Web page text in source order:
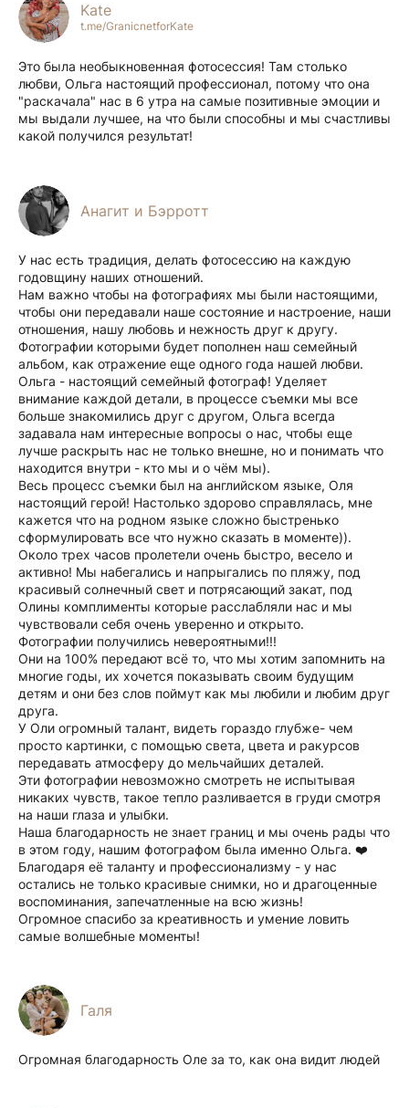
Kate
t.me/GranicnetforKate
Это была необыкновенная фотосессия! Там столько
любви, Ольга настоящий профессионал, потому что она
"раскачала" нас в 6 утра на самые позитивные эмоции и
мы выдали лучшее, на что были способны и мы счастливы
какой получился результат!
Анагит и Бэрротт
У нас есть традиция, делать фотосессию на каждую
годовщину наших отношений.
Нам важно чтобы на фотографиях мы были настоящими,
чтобы они передавали наше состояние и настроение, наши
отношения, нашу любовь и нежность друг к другу.
Фотографии которыми будет пополнен наш семейный
альбом, как отражение еще одного года нашей любви.
Ольга - настоящий семейный фотограф! Уделяет
внимание каждой детали, в процессе съемки мы все
больше знакомились друг с другом, Ольга всегда
задавала нам интересные вопросы о нас, чтобы еще
лучше раскрыть нас не только внешне, но и понимать что
находится внутри - кто мы и о чём мы).
Весь процесс съемки был на английском языке, Оля
настоящий герой! Настолько здорово справлялась, мне
кажется что на родном языке сложно быстренько
сформулировать все что нужно сказать в моменте)).
Около трех часов пролетели очень быстро, весело и
активно! Мы набегались и напрыгались по пляжу, под
красивый солнечный свет и потрясающий закат, под
Олины комплименты которые расслабляли нас и мы
чувствовали себя очень уверенно и открыто.
Фотографии получились невероятными!!!
Они на 100% передают всё то, что мы хотим запомнить на
многие годы, их хочется показывать своим будущим
детям и они без слов поймут как мы любили и любим друг
друга.
У Оли огромный талант, видеть гораздо глубже- чем
просто картинки, с помощью света, цвета и ракурсов
передавать атмосферу до мельчайших деталей.
Эти фотографии невозможно смотреть не испытывая
никаких чувств, такое тепло разливается в груди смотря
на наши глаза и улыбки.
Наша благодарность не знает границ и мы очень рады что
в этом году, нашим фотографом была именно Ольга. ❤️
Благодаря её таланту и профессионализму - у нас
остались не только красивые снимки, но и драгоценные
воспоминания, запечатленные на всю жизнь!
Огромное спасибо за креативность и умение ловить
самые волшебные моменты!
Галя
Огромная благодарность Оле за то, как она видит людей